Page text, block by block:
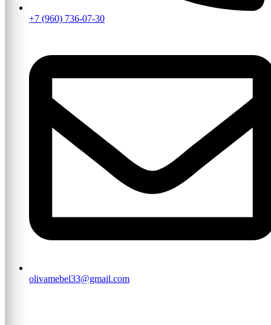
+7 (960) 736-07-30
olivamebel33@gmail.com